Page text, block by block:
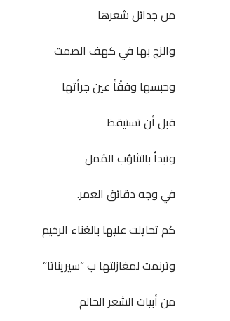
من جدائل شعرها
والزج بها في كهف الصمت
وحبسها وفقْأ عين جرأتها
قبل أن تستيقظ
وتبدأ بالتثاؤب المُمل
في وجه دقائق العمر.
كم تحايلت عليها بالغناء الرخيم
وترنمت لمغازلتها ب “سيريناتا”
من أبيات الشعر الحالم